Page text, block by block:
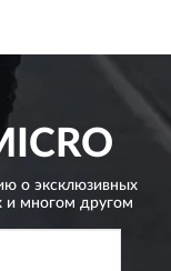
о эксклюзивных
и многом другом